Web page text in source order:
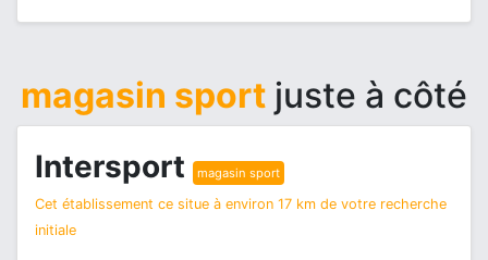
magasin sport juste à côté
Intersport magasin sport
Cet établissement ce situe à environ 17 km de votre recherche
initiale